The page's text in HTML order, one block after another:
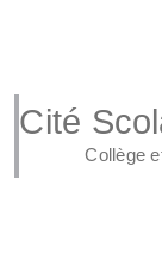
Cité
Collège